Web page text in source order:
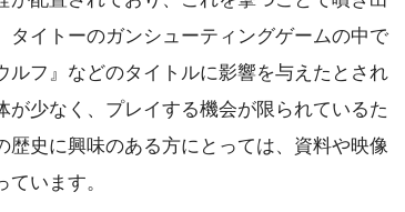
イトーのガンシューティングゲームの中で
ルフ』などのタイトルに影響を与えたとされ
少なく、プレイする機会が限られているた
史に興味のある方にとっては、資料や映像
います。